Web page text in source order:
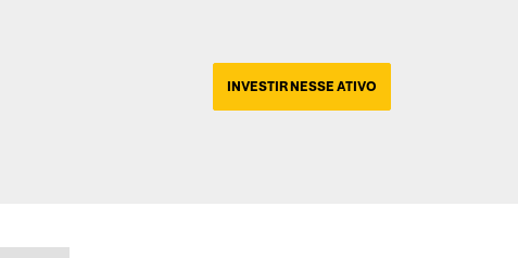
INVESTIR NESSE ATIVO